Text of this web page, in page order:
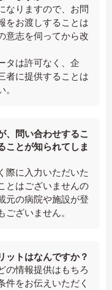
なりますので、お問
をお渡しすることは
意志を伺ってから改
タは許可なく、企
者に提供することは
、問い合わせするこ
ことが知られてしま
際に入力いただいた
とはございませんの
元の病院や施設が登
ざいません。
ットはなんですか？
の情報提供はもちろ
件をお伝えいただく